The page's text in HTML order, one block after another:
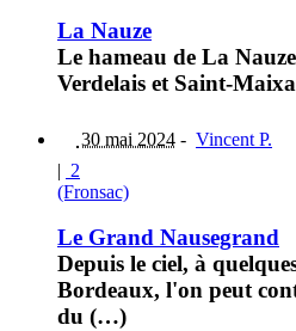
La Nauze
Le hameau de La
Verdelais et Saint-
30 mai 2024 - Vincent P.
| 2
(Fronsac)
Le Grand Nausegrand
Depuis le ciel, à
Bordeaux, l'on peut
du (…)